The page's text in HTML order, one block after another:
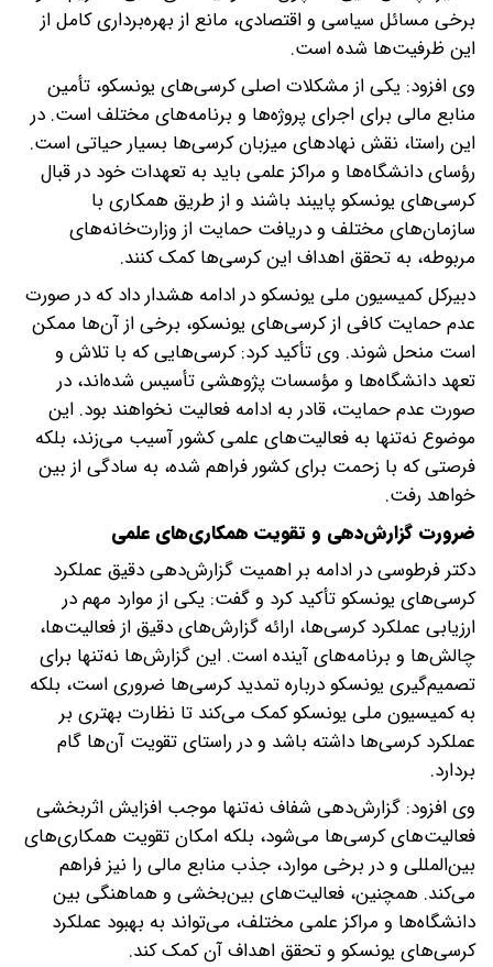
برخی مسائل سیاسی و اقتصادی، مانع از بهره‌برداری کامل از
این ظرفیت‌ها شده است.
وی افزود: یکی از مشکلات اصلی کرسی‌های یونسکو، تأمین
منابع مالی برای اجرای پروژه‌ها و برنامه‌های مختلف است. در
این راستا، نقش نهادهای میزبان کرسی‌ها بسیار حیاتی است.
رؤسای دانشگاه‌ها و مراکز علمی باید به تعهدات خود در قبال
کرسی‌های یونسکو پایبند باشند و از طریق همکاری با
سازمان‌های مختلف و دریافت حمایت از وزارت‌خانه‌های
مربوطه، به تحقق اهداف این کرسی‌ها کمک کنند.
دبیرکل کمیسیون ملی یونسکو در ادامه هشدار داد که در صورت
عدم حمایت کافی از کرسی‌های یونسکو، برخی از آن‌ها ممکن
است منحل شوند. وی تأکید کرد: کرسی‌هایی که با تلاش و
تعهد دانشگاه‌ها و مؤسسات پژوهشی تأسیس شده‌اند، در
صورت عدم حمایت، قادر به ادامه فعالیت نخواهند بود. این
موضوع نه‌تنها به فعالیت‌های علمی کشور آسیب می‌زند، بلکه
فرصتی که با زحمت برای کشور فراهم شده، به سادگی از بین
خواهد رفت.
ضرورت گزارش‌دهی و تقویت همکاری‌های علمی
دکتر فرطوسی در ادامه بر اهمیت گزارش‌دهی دقیق عملکرد
کرسی‌های یونسکو تأکید کرد و گفت: یکی از موارد مهم در
ارزیابی عملکرد کرسی‌ها، ارائه گزارش‌های دقیق از فعالیت‌ها،
چالش‌ها و برنامه‌های آینده است. این گزارش‌ها نه‌تنها برای
تصمیم‌گیری یونسکو درباره تمدید کرسی‌ها ضروری است، بلکه
به کمیسیون ملی یونسکو کمک می‌کند تا نظارت بهتری بر
عملکرد کرسی‌ها داشته باشد و در راستای تقویت آن‌ها گام
بردارد.
وی افزود: گزارش‌دهی شفاف نه‌تنها موجب افزایش اثربخشی
فعالیت‌های کرسی‌ها می‌شود، بلکه امکان تقویت همکاری‌های
بین‌المللی و در برخی موارد، جذب منابع مالی را نیز فراهم
می‌کند. همچنین، فعالیت‌های بین‌بخشی و هماهنگی بین
دانشگاه‌ها و مراکز علمی مختلف، می‌تواند به بهبود عملکرد
کرسی‌های یونسکو و تحقق اهداف آن کمک کند.